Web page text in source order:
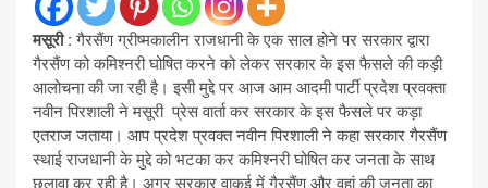
मसूरी : गैरसैंण ग्रीष्मकालीन राजधानी के एक साल होने पर सरकार द्वारा
गैरसैंण को कमिश्नरी घोषित करने को लेकर सरकार के इस फैसले की कड़ी
आलोचना की जा रही है। इसी मुद्दे पर आज आम आदमी पार्टी प्रदेश प्रवक्ता
नवीन पिरशाली ने मसूरी प्रेस वार्ता कर सरकार के इस फैसले पर कड़ा
एतराज जताया। आप प्रदेश प्रवक्त नवीन पिरशाली ने कहा सरकार गैरसैंण
स्थाई राजधानी के मुद्दे को भटका कर कमिश्नरी घोषित कर जनता के साथ
छलावा कर रही है। अगर सरकार वाकई में गैरसैंण और वहां की जनता का